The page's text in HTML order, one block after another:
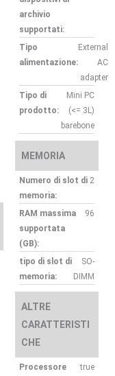
archivio
supportati:
Tipo
alimentazione:
External
AC
adapter
Tipo di
prodotto:
Mini PC
(<= 3L)
barebone
MEMORIA
Numero di slot di
memoria:
2
RAM massima
supportata
(GB):
96
tipo di slot di
memoria:
SO-
DIMM
ALTRE
CARATTERISTI
CHE
Processore
true